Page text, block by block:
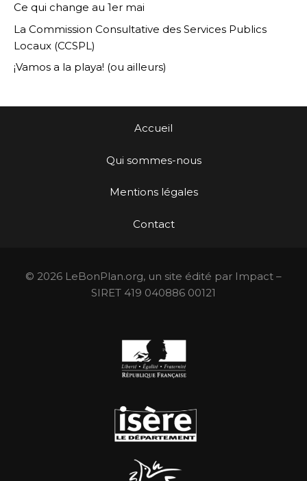
Ce qui change au 1er mai
La Commission Consultative des Services Publics
Locaux (CCSPL)
¡Vamos a la playa! (ou ailleurs)
Accueil
Qui sommes-nous
Mentions légales
Contact
© 2026 LeBonPlan.org, un site édité par Impact –
SIRET 419 040886 00121